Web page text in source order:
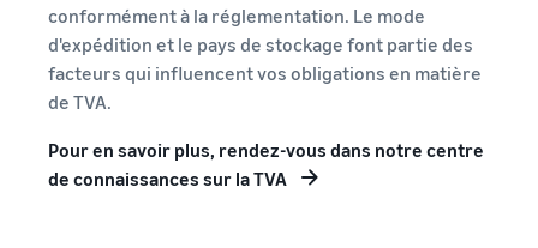
conformément à la réglementation. Le mode
d'expédition et le pays de stockage font partie des
facteurs qui influencent vos obligations en matière
de TVA.
Pour en savoir plus, rendez-vous dans notre centre
de connaissances sur la TVA